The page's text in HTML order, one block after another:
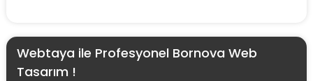
Webtaya ile Profesyonel Bornova Web
Tasarım !